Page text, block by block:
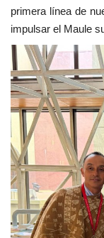
primera línea de
impulsar el Maule